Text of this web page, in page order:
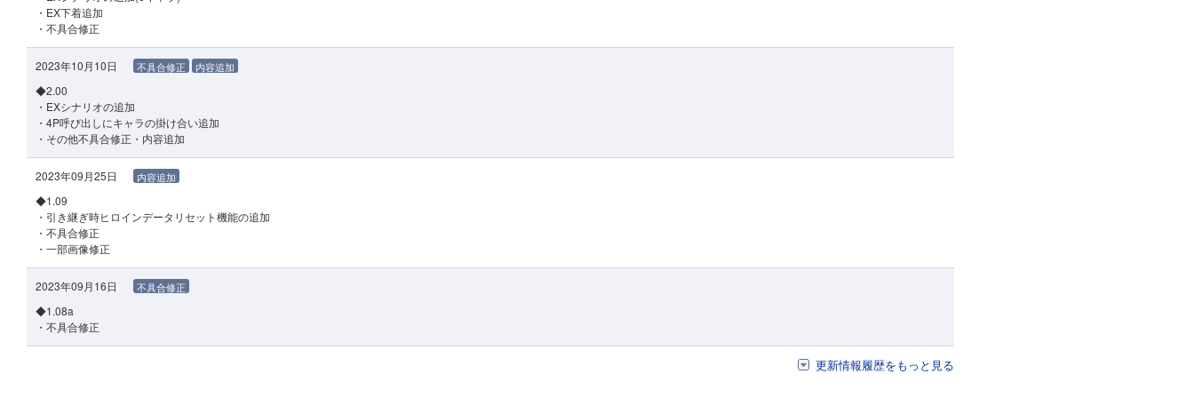
・EX下着追加
・不具合修正
2023年10月10日 不具合修正 内容追加
◆2.00
・EXシナリオの追加
・4P呼び出しにキャラの掛け合い追加
・その他不具合修正・内容追加
2023年09月25日 内容追加
◆1.09
・引き継ぎ時ヒロインデータリセット機能の追加
・不具合修正
・一部画像修正
2023年09月16日 不具合修正
◆1.08a
・不具合修正
更新情報履歴をもっと見る